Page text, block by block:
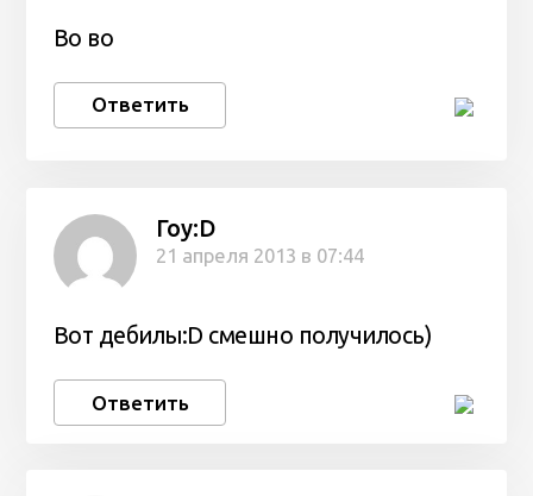
Во во
Ответить
Гоу:D
21 апреля 2013 в 07:44
Вот дебилы:D смешно получилось)
Ответить